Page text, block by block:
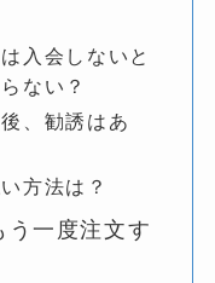
入会しないと
ない？
、勧誘はあ
方法は？
一度注文す